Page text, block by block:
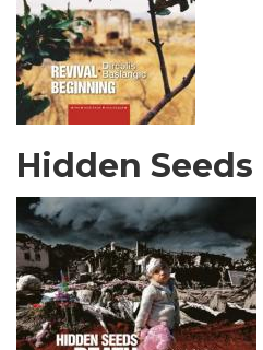
Hidden